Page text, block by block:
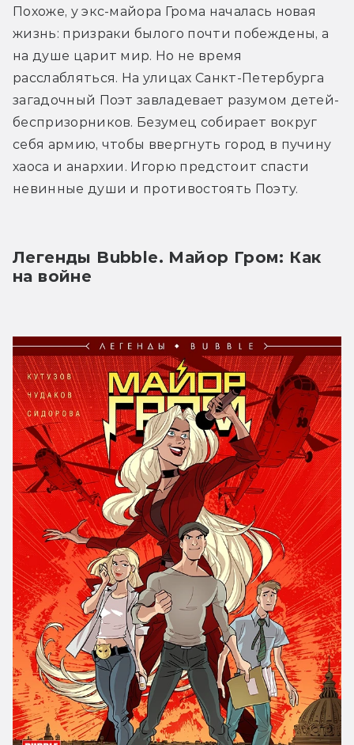
Похоже, у экс-майора Грома началась новая
жизнь: призраки былого почти побеждены, а
на душе царит мир. Но не время
расслабляться. На улицах Санкт-Петербурга
загадочный Поэт завладевает разумом детей-
беспризорников. Безумец собирает вокруг
себя армию, чтобы ввергнуть город в пучину
хаоса и анархии. Игорю предстоит спасти
невинные души и противостоять Поэту.
Легенды Bubble. Майор Гром: Как
на войне